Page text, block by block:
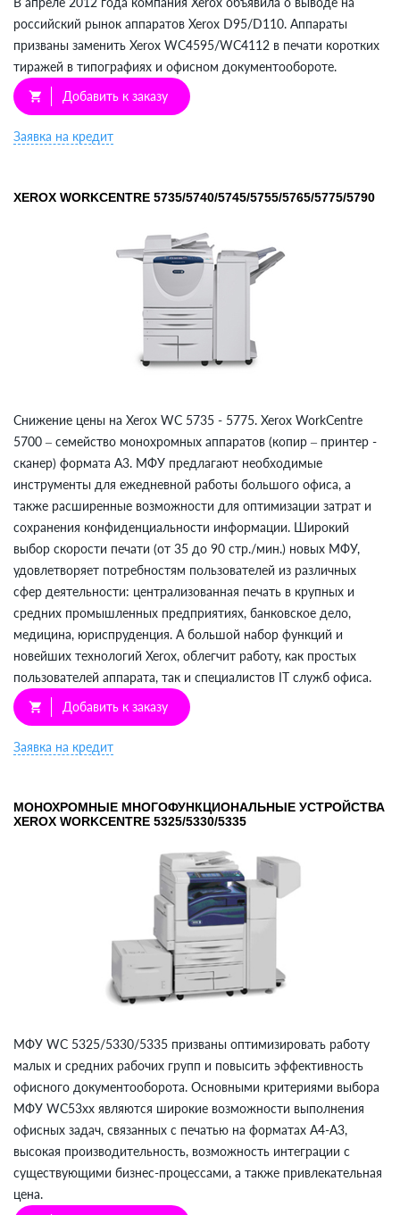
российский рынок аппаратов Xerox D95/D110. Аппараты
призваны заменить Xerox WC4595/WC4112 в печати коротких
тиражей в типографиях и офисном документообороте.
shopping_cart Добавить к заказу
Заявка на кредит
XEROX WORKCENTRE 5735/5740/5745/5755/5765/5775/5790
Снижение цены на Xerox WC 5735 - 5775. Xerox WorkCentre
5700 – семейство монохромных аппаратов (копир – принтер -
сканер) формата А3. МФУ предлагают необходимые
инструменты для ежедневной работы большого офиса, а
также расширенные возможности для оптимизации затрат и
сохранения конфиденциальности информации. Широкий
выбор скорости печати (от 35 до 90 стр./мин.) новых МФУ,
удовлетворяет потребностям пользователей из различных
сфер деятельности: централизованная печать в крупных и
средних промышленных предприятиях, банковское дело,
медицина, юриспруденция. А большой набор функций и
новейших технологий Xerox, облегчит работу, как простых
пользователей аппарата, так и специалистов IT служб офиса.
shopping_cart Добавить к заказу
Заявка на кредит
МОНОХРОМНЫЕ МНОГОФУНКЦИОНАЛЬНЫЕ УСТРОЙСТВА
XEROX WORKCENTRE 5325/5330/5335
МФУ WC 5325/5330/5335 призваны оптимизировать работу
малых и средних рабочих групп и повысить эффективность
офисного документооборота. Основными критериями выбора
МФУ WC53хх являются широкие возможности выполнения
офисных задач, связанных с печатью на форматах А4-А3,
высокая производительность, возможность интеграции с
существующими бизнес-процессами, а также привлекательная
цена.